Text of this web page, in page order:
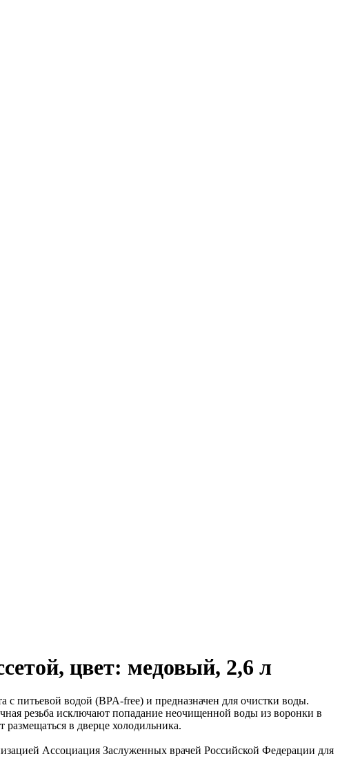
цвет: медовый, 2,6 л
с питьевой водой (BPA-free) и предназначен для очистки воды.
резьба исключают попадание неочищенной воды из воронки в
в дверце холодильника.
Ассоциация Заслуженных врачей Российской Федерации для